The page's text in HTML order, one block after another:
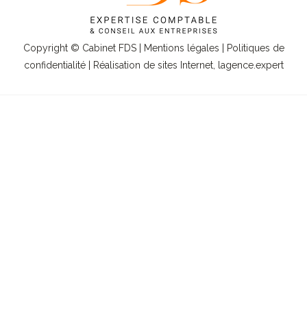
Copyright © Cabinet FDS | Mentions légales
Politiques de
confidentialité| Réalisation de sites Internet, lagence.expert